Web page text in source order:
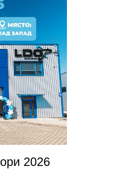
на заводите